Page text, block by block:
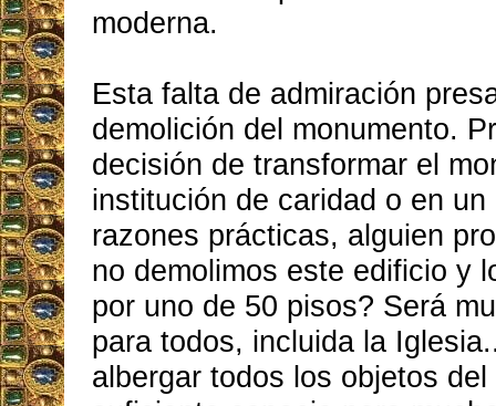
moderna.
Esta falta de admiración
demolición del monumento.
decisión de transformar el
institución de caridad o en
razones prácticas, alguien
no demolimos este edificio y
por uno de 50 pisos? Será
para todos, incluida la
albergar todos los objetos